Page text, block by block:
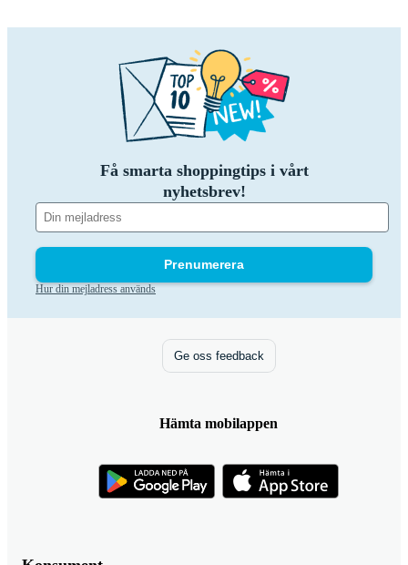
Få smarta shoppingtips i vårt
nyhetsbrev!
Prenumerera
Hur din mejladress används
Ge oss feedback
Hämta mobilappen